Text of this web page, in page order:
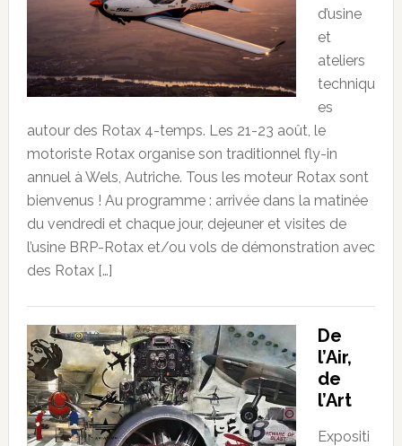
d’usine
et
ateliers
techniqu
es
autour des Rotax 4-temps. Les 21-23 août, le
motoriste Rotax organise son traditionnel fly-in
annuel à Wels, Autriche. Tous les moteur Rotax sont
bienvenus ! Au programme : arrivée dans la matinée
du vendredi et chaque jour, dejeuner et visites de
l’usine BRP-Rotax et/ou vols de démonstration avec
des Rotax […]
De
l’Air,
de
l’Art
Expositi